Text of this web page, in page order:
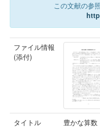
この文献の参
ファイル情報
(添付)
タイトル
豊かな算数